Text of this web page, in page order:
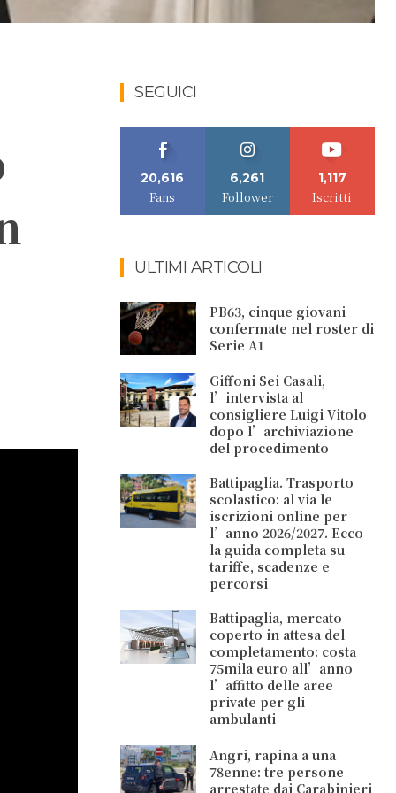
SEGUICI
20,616
Fans
6,261
Follower
1,117
Iscritti
ULTIMI ARTICOLI
PB63, cinque giovani
confermate nel roster di
Serie A1
Giffoni Sei Casali,
l’intervista al
consigliere Luigi Vitolo
dopo l’archiviazione
del procedimento
Battipaglia. Trasporto
scolastico: al via le
iscrizioni online per
l’anno 2026/2027. Ecco
la guida completa su
tariffe, scadenze e
percorsi
Battipaglia, mercato
coperto in attesa del
completamento: costa
75mila euro all’anno
l’affitto delle aree
private per gli
ambulanti
Angri, rapina a una
78enne: tre persone
arrestate dai Carabinieri